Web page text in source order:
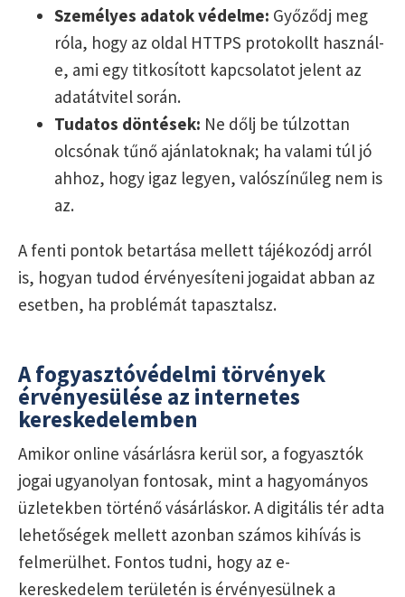
Személyes adatok védelme: Győződj meg
róla, hogy az oldal HTTPS protokollt használ-
e, ami egy titkosított kapcsolatot jelent az
adatátvitel során.
Tudatos döntések: Ne dőlj be túlzottan
olcsónak tűnő ajánlatoknak; ha valami túl jó
ahhoz, hogy igaz legyen, valószínűleg nem is
az.
A fenti pontok betartása mellett tájékozódj arról
is, hogyan tudod érvényesíteni jogaidat abban az
esetben, ha problémát tapasztalsz.
A fogyasztóvédelmi törvények
érvényesülése az internetes
kereskedelemben
Amikor online vásárlásra kerül sor, a fogyasztók
jogai ugyanolyan fontosak, mint a hagyományos
üzletekben történő vásárláskor. A digitális tér adta
lehetőségek mellett azonban számos kihívás is
felmerülhet. Fontos tudni, hogy az e-
kereskedelem területén is érvényesülnek a